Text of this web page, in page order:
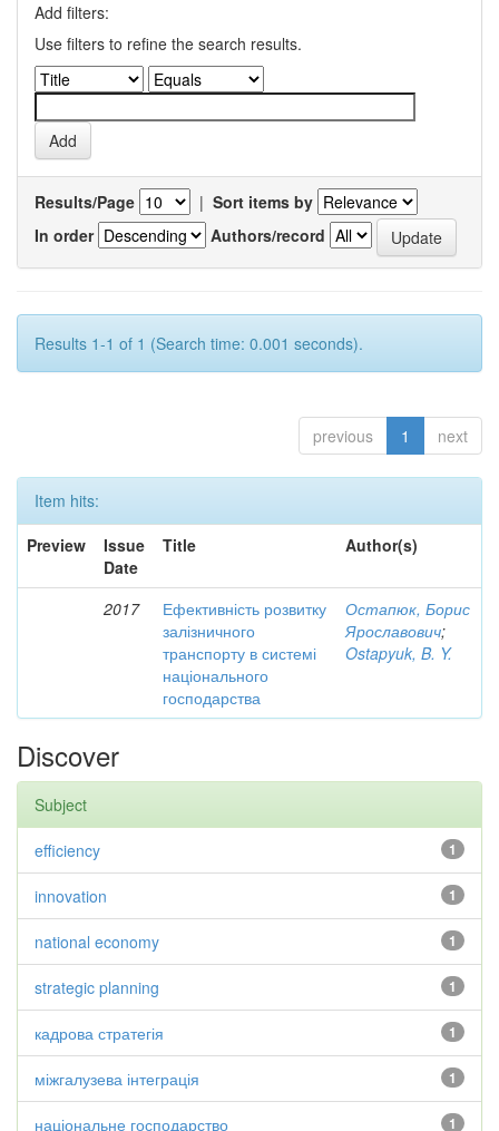
Add filters:
Use filters to refine the search results.
Results/Page | Sort items by
In order
Authors/record
Results 1-1 of 1 (Search time: 0.001 seconds).
previous 1 next
Item hits:
Preview
Issue
Date
Title Author(s)
2017
Ефективність розвитку
залізничного
транспорту в системі
національного
господарства
Остапюк, Борис
Ярославович;
Ostapyuk, B. Y.
Discover
Subject
1
efficiency
1
innovation
1
national economy
1
strategic planning
1
кадрова стратегія
1
міжгалузева інтеграція
1
національне господарство